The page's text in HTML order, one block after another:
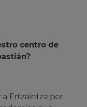
centro de
Ertzaintza por